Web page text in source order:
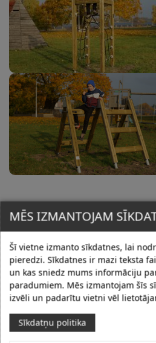
CITI LABĀS PRAKSES
MĒS IZMANTOJAM
Šī vietne izmanto sīkdatnes, lai
pieredzi. Sīkdatnes ir mazi teksta
un kas sniedz mums informāciju
paradumiem. Mēs izmantojam šīs
izvēli un padarītu vietni vēl
Sīkdatņu politika